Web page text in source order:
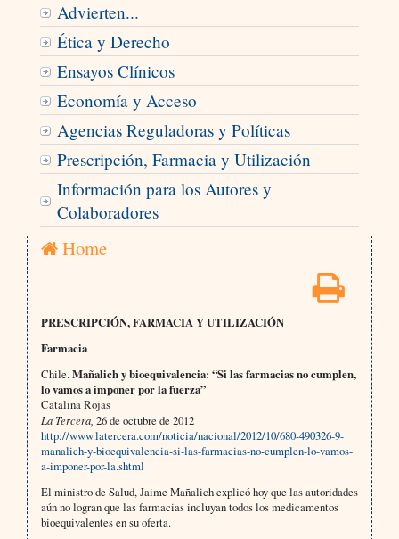
Advierten...
Ética y Derecho
Ensayos Clínicos
Economía y Acceso
Agencias Reguladoras y Políticas
Prescripción, Farmacia y Utilización
Información para los Autores y
Colaboradores
Home
PRESCRIPCIÓN, FARMACIA Y UTILIZACIÓN
Farmacia
Chile.Mañalich y bioequivalencia: “Si las farmacias no cumplen,
lo vamos a imponer por la fuerza”
Catalina Rojas
La Tercera, 26 de octubre de 2012
http://www.latercera.com/noticia/nacional/2012/10/680-490326-9-
manalich-y-bioequivalencia-si-las-farmacias-no-cumplen-lo-vamos-
a-imponer-por-la.shtml
El ministro de Salud, Jaime Mañalich explicó hoy que las autoridades
aún no logran que las farmacias incluyan todos los medicamentos
bioequivalentes en su oferta.